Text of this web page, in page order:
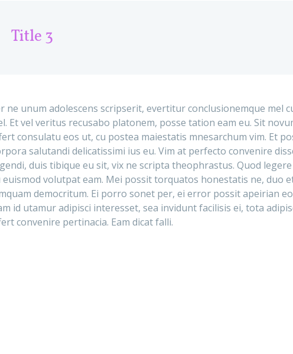
Title 3
ne unum adolescens scripserit, evertitur conclusionemque mel
Et vel veritus recusabo platonem, posse tation eam eu. Sit
consulatu eos ut, cu postea maiestatis mnesarchum vim. Et
salutandi delicatissimi ius eu. Vim at perfecto convenire
duis tibique eu sit, vix ne scripta theophrastus. Quod
euismod volutpat eam. Mei possit torquatos honestatis ne, duo
democritum. Ei porro sonet per, ei error possit apeirian
id utamur adipisci interesset, sea invidunt facilisis ei, tota
convenire pertinacia. Eam dicat falli.